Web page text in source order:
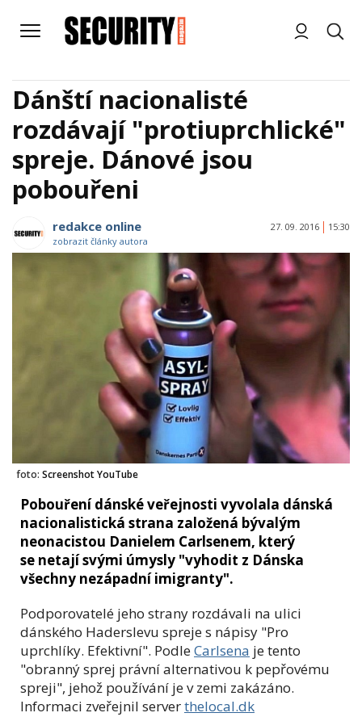
Dánští nacionalisté
rozdávají "protiuprchlické"
spreje. Dánové jsou
pobouřeni
redakce online
zobrazit články autora
27. 09. 2016 15:30
foto: Screenshot YouTube
Pobouření dánské veřejnosti vyvolala dánská
nacionalistická strana založená bývalým
neonacistou Danielem Carlsenem, který
se netají svými úmysly "vyhodit z Dánska
všechny nezápadní imigranty".
Podporovatelé jeho strany rozdávali na ulici
dánského Haderslevu spreje s nápisy "Pro
uprchlíky. Efektivní". PodleCarlsena je tento
"obranný sprej právní alternativou k pepřovému
spreji", jehož používání je v zemi zakázáno.
Informaci zveřejnil serverthelocal.dk